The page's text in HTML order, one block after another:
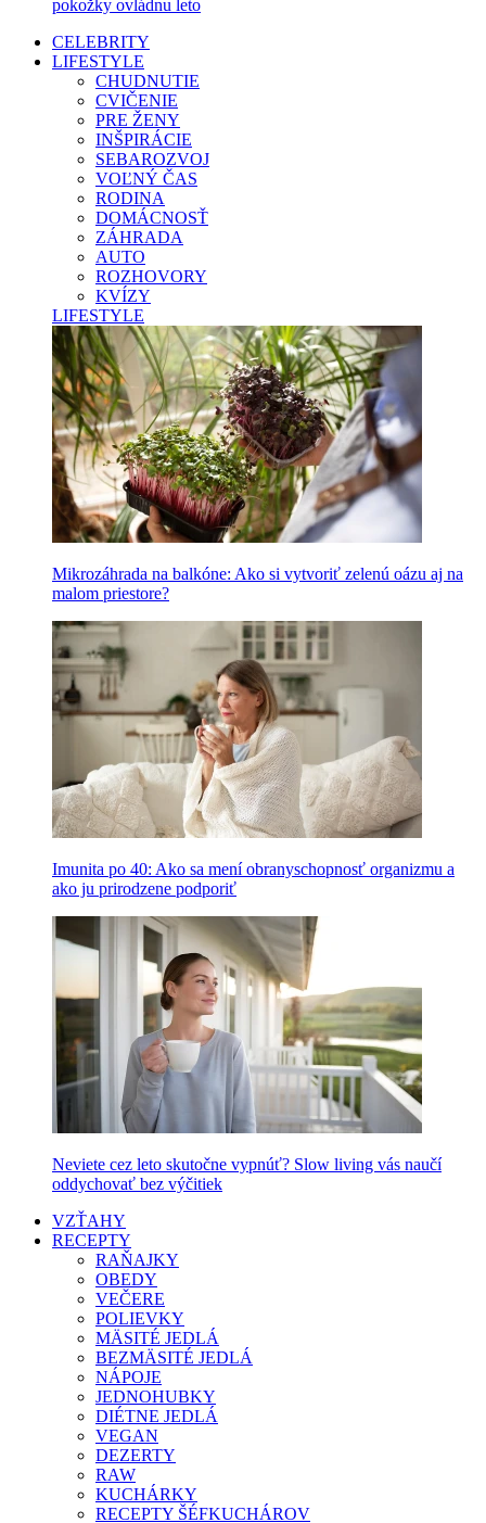
pokožky ovládnu leto
CELEBRITY
LIFESTYLE
CHUDNUTIE
CVIČENIE
PRE ŽENY
INŠPIRÁCIE
SEBAROZVOJ
VOĽNÝ ČAS
RODINA
DOMÁCNOSŤ
ZÁHRADA
AUTO
ROZHOVORY
KVÍZY
LIFESTYLE
Mikrozáhrada na balkóne: Ako si vytvoriť zelenú oázu aj na
malom priestore?
Imunita po 40: Ako sa mení obranyschopnosť organizmu a
ako ju prirodzene podporiť
Neviete cez leto skutočne vypnúť? Slow living vás naučí
oddychovať bez výčitiek
VZŤAHY
RECEPTY
RAŇAJKY
OBEDY
VEČERE
POLIEVKY
MÄSITÉ JEDLÁ
BEZMÄSITÉ JEDLÁ
NÁPOJE
JEDNOHUBKY
DIÉTNE JEDLÁ
VEGAN
DEZERTY
RAW
KUCHÁRKY
RECEPTY ŠÉFKUCHÁROV